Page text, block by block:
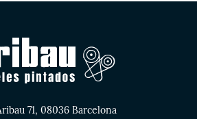
71, 08036 Barcelona